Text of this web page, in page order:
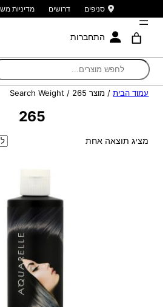
סניפים דרושים מדיניות
התחברות
עמוד הבית / מוצר Search Weight / 265
265
מציג תוצאה אחת